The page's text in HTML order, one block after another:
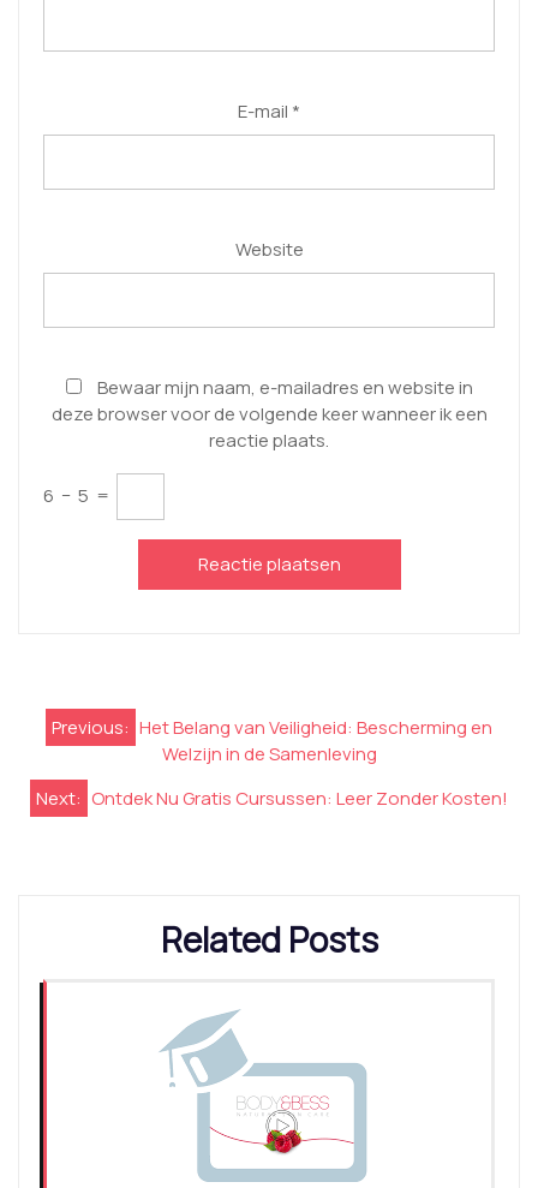
E-mail *
Website
Bewaar mijn naam, e-mailadres en website in
deze browser voor de volgende keer wanneer ik een
reactie plaats.
6 − 5 =
Berichtnavigatie
Previous: Het Belang van Veiligheid: Bescherming en
Welzijn in de Samenleving
Next: Ontdek Nu Gratis Cursussen: Leer Zonder Kosten!
Related Posts